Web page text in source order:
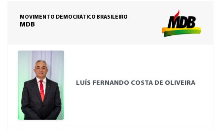
MOVIMENTO DEMOCRÁTICO BRASILEIRO
MDB
LUÍS FERNANDO COSTA DE OLIVEIRA